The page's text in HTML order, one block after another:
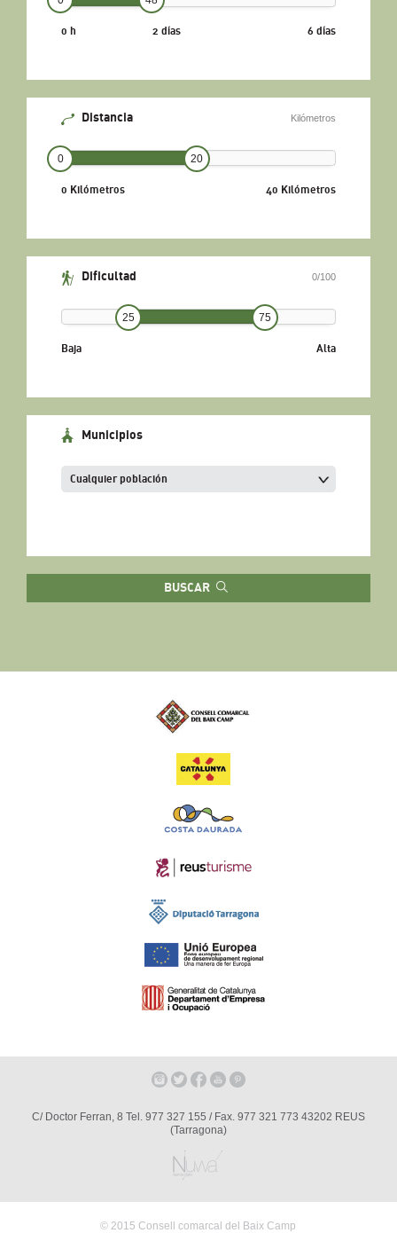
0 h 2 días 6 días
Distancia Kilómetros
0 20
0 Kilómetros 40 Kilómetros
Dificultad 0/100
25 75
Baja Alta
Municipios
BUSCAR
C/ Doctor Ferran, 8 Tel. 977 327 155 / Fax. 977 321 773 43202 REUS
(Tarragona)
© 2015 Consell comarcal del Baix Camp